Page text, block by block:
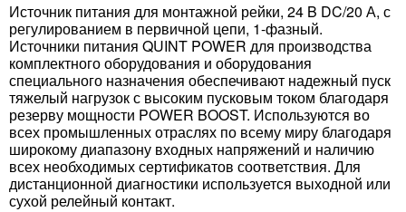
Источник питания для монтажной рейки, 24 B DC/20 А, с
регулированием в первичной цепи, 1-фазный.
Источники питания QUINT POWER для производства
комплектного оборудования и оборудования
специального назначения обеспечивают надежный пуск
тяжелый нагрузок с высоким пусковым током благодаря
резерву мощности POWER BOOST. Используются во
всех промышленных отраслях по всему миру благодаря
широкому диапазону входных напряжений и наличию
всех необходимых сертификатов соответствия. Для
дистанционной диагностики используется выходной или
сухой релейный контакт.